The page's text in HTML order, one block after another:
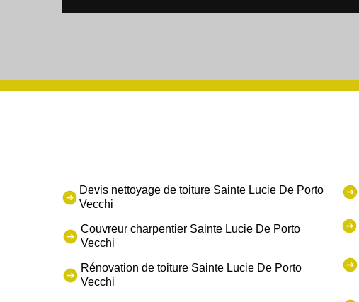
Devis nettoyage de toiture Sainte Lucie De Porto
Vecchi
Couvreur charpentier Sainte Lucie De Porto
Vecchi
Rénovation de toiture Sainte Lucie De Porto
Vecchi